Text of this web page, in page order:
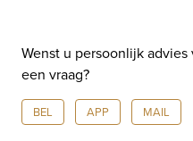
of
Mars
aantal
Wenst u persoonlijk
een vraag?
BEL APP MAIL